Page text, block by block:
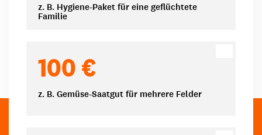
z. B. Hygiene-Paket für eine geflüchtete
Familie
100 €
z. B. Gemüse-Saatgut für mehrere Felder